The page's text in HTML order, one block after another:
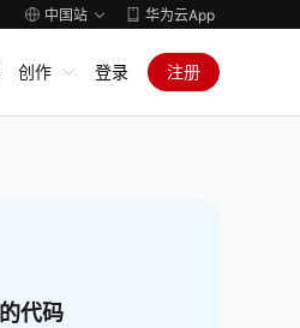
中国站 华为云App
创作 登录 注册
代码